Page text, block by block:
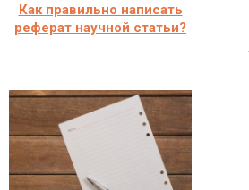
Как правильно написать
реферат научной статьи?